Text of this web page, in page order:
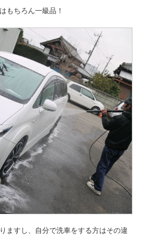
もちろん一級品！
ますし、自分で洗車をする方はその違